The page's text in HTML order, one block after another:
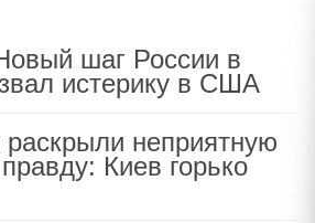
шаг России в
истерику в США
неприятную
Киев горько